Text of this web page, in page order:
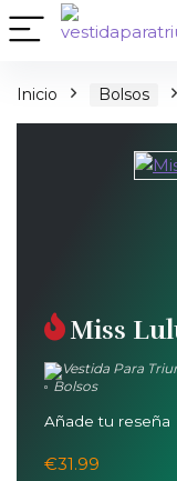
Inicio Bolsos
Miss
Bolsos
Añade tu reseña
€31.99